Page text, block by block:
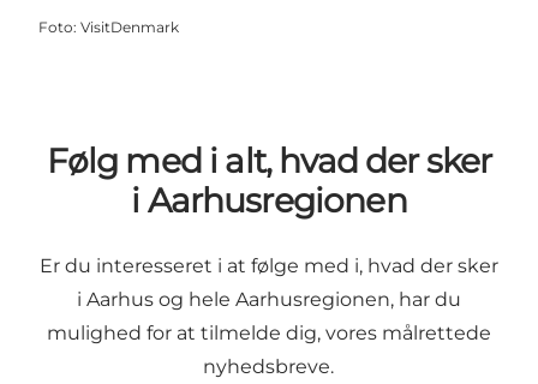
Foto: VisitDenmark
Følg med i alt, hvad der sker
i Aarhusregionen
Er du interesseret i at følge med i, hvad der sker
i Aarhus og hele Aarhusregionen, har du
mulighed for at tilmelde dig, vores målrettede
nyhedsbreve.